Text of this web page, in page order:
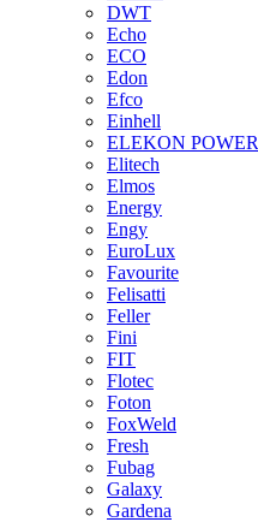
DWT
Echo
ECO
Edon
Efco
Einhell
ELEKON POWER
Elitech
Elmos
Energy
Engy
EuroLux
Favourite
Felisatti
Feller
Fini
FIT
Flotec
Foton
FoxWeld
Fresh
Fubag
Galaxy
Gardena